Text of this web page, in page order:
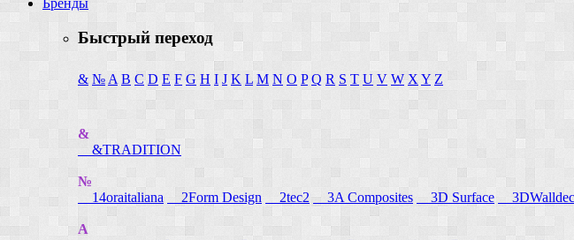
Быстрый переход
& № A B C D E F G H I J K L M N O P Q R S T U V W X Y Z
&
&TRADITION
№
14oraitaliana
2Form Design 2tec2 3A Composites 3D Surface
A